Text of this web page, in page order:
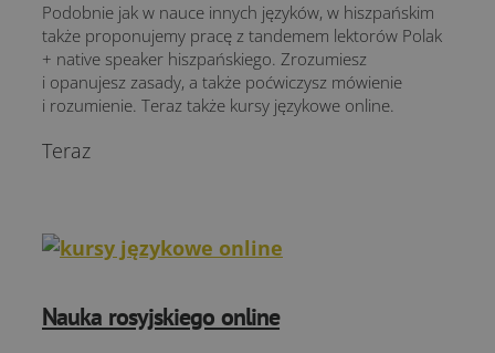
Podobnie jak w nauce innych języków, w hiszpańskim
także proponujemy pracę z tandemem lektorów Polak
+ native speaker hiszpańskiego. Zrozumiesz
i opanujesz zasady, a także poćwiczysz mówienie
i rozumienie. Teraz także kursy językowe online.
Teraz
Nauka rosyjskiego online